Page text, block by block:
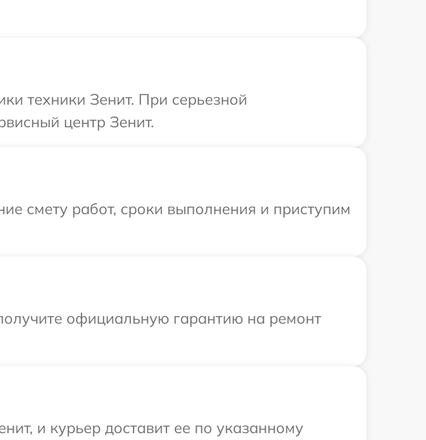
техники Зенит. При серьезной
центр Зенит.
смету работ, сроки выполнения и приступим
официальную гарантию на ремонт
и курьер доставит ее по указанному